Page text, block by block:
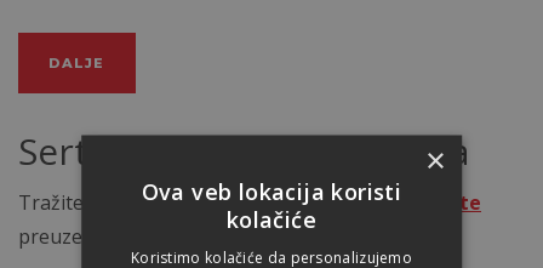
DALJE
Sertifikat o kvalitetu crepa
Tražite sertifikate o kvalitetu crepa?Ovde možete
preuzeti.
×
Ova veb lokacija koristi
kolačiće
Koristimo kolačiće da personalizujemo